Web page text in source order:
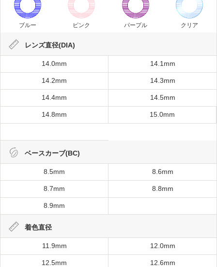
ブルー ピンク パープル クリア
レンズ直径(DIA)
14.0mm 14.1mm
14.2mm 14.3mm
14.4mm 14.5mm
14.8mm 15.0mm
ベースカーブ(BC)
8.5mm 8.6mm
8.7mm 8.8mm
8.9mm
着色直径
11.9mm 12.0mm
12.5mm 12.6mm